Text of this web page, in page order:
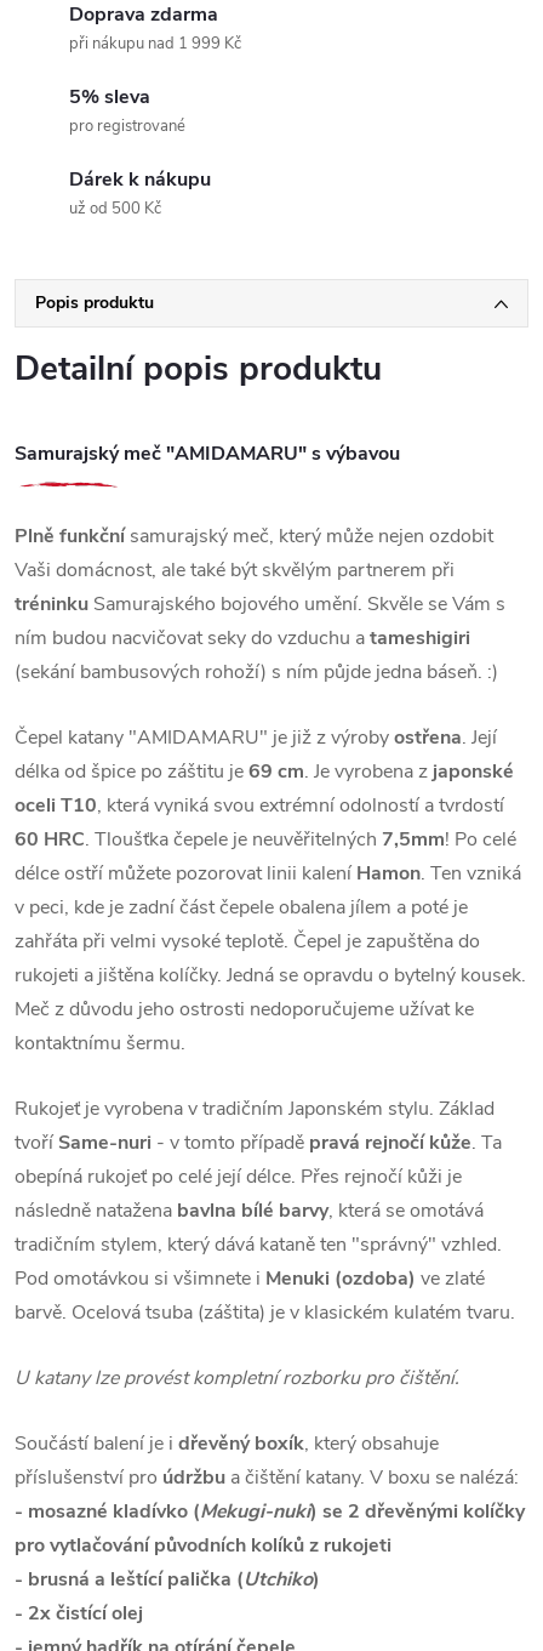
Doprava zdarma
při nákupu nad 1 999 Kč
5% sleva
pro registrované
Dárek k nákupu
už od 500 Kč
Popis produktu
Detailní popis produktu
Samurajský meč "AMIDAMARU" s výbavou
Plně funkčnísamurajský meč, který může nejen ozdobit
Vaši domácnost, ale také být skvělým partnerem při
tréninku Samurajského bojového umění. Skvěle se Vám s
ním budou nacvičovat seky do vzduchu atameshigiri
(sekání bambusových rohoží) s ním půjde jedna báseň. :)
Čepel katany "AMIDAMARU" je již z výrobyostřena. Její
délka od špice po záštitu je69 cm. Je vyrobena z japonské
oceli T10, která vyniká svou extrémní odolností a tvrdostí
60 HRC. Tloušťka čepele je neuvěřitelných 7,5mm! Po celé
délce ostří můžete pozorovat linii kalení Hamon. Ten vzniká
v peci, kde je zadní část čepele obalena jílem a poté je
zahřáta při velmi vysoké teplotě. Čepel je zapuštěna do
rukojeti a jištěna kolíčky. Jedná se opravdu o bytelný kousek.
Meč z důvodu jeho ostrosti nedoporučujeme užívat ke
kontaktnímu šermu.
Rukojeť je vyrobena v tradičním Japonském stylu. Základ
tvoří Same-nuri - v tomto případě pravá rejnočí kůže. Ta
obepíná rukojeť po celé její délce. Přes rejnočí kůži je
následně natažena bavlna bílé barvy, která se omotává
tradičním stylem, který dává kataně ten "správný" vzhled.
Pod omotávkou si všimnete i Menuki (ozdoba) ve zlaté
barvě. Ocelová tsuba (záštita) je v klasickém kulatém tvaru.
U katany lze provést kompletní rozborku pro čištění.
Součástí balení je i dřevěný boxík, který obsahuje
příslušenství pro údržbu a čištění katany. V boxu se nalézá:
- mosazné kladívko (Mekugi-nuki) se 2 dřevěnými kolíčky
pro vytlačování původních kolíků z rukojeti
- brusná a leštící palička (Utchiko)
- 2x čistící olej